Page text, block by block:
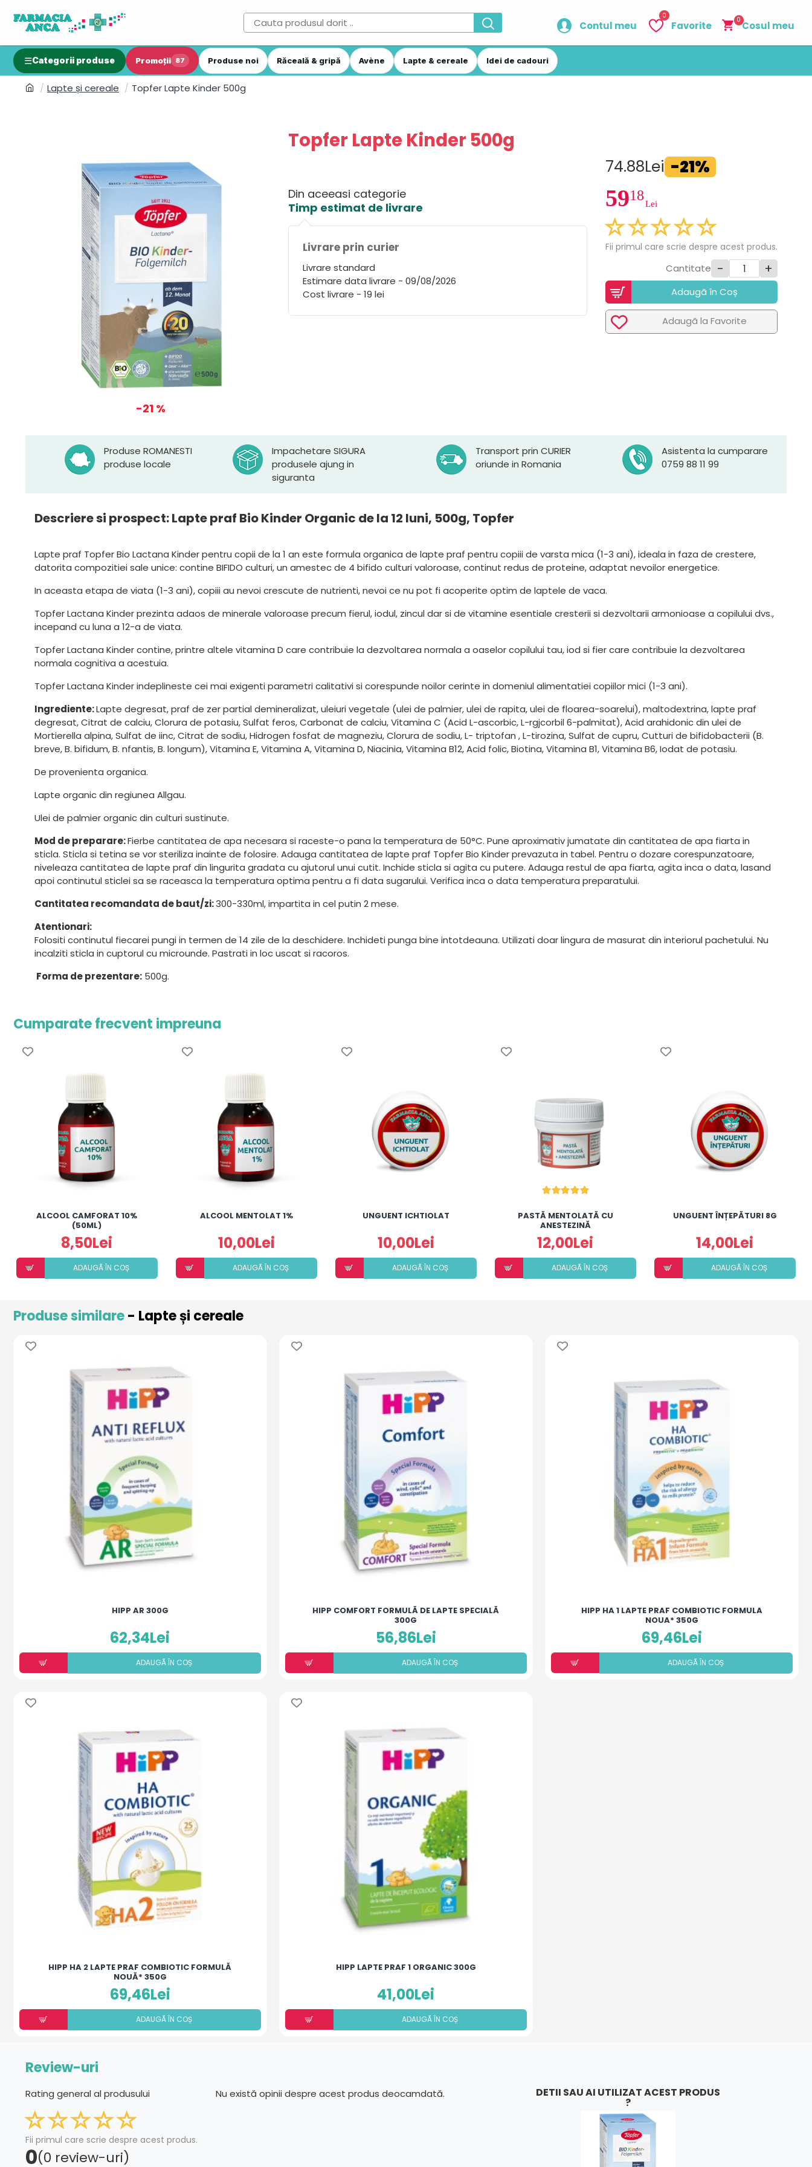
Contul meu Favorite
0
Cosul meu
0
Categorii produse Promoții 87 Produse noi Răceală & gripă Avène Lapte & cereale Idei de cadouri
Lapte și cereale Topfer Lapte Kinder 500g
-21 %
Topfer Lapte Kinder 500g
Din aceeasi categorie
Timp estimat de livrare
Livrare prin curier
Livrare standard
Estimare data livrare - 09/08/2026
Cost livrare - 19 lei
74.88Lei -21%
5918
Lei
Fii primul care scrie despre acest produs.
Cantitate - +
Adaugã în Coș
Adaugã la Favorite
Produse ROMANESTI
produse locale
Impachetare SIGURA
produsele ajung in
siguranta
Transport prin CURIER
oriunde in Romania
Asistenta la cumparare
0759 88 11 99
Descriere si prospect: Lapte praf Bio Kinder Organic de la 12 luni, 500g, Topfer
Lapte praf Topfer Bio Lactana Kinder pentru copii de la 1 an este formula organica de lapte praf pentru copiii de varsta mica (1-3 ani), ideala in faza de crestere,
datorita compozitiei sale unice: contine BIFIDO culturi, un amestec de 4 bifido culturi valoroase, continut redus de proteine, adaptat nevoilor energetice.
In aceasta etapa de viata (1-3 ani), copiii au nevoi crescute de nutrienti, nevoi ce nu pot fi acoperite optim de laptele de vaca.
Topfer Lactana Kinder prezinta adaos de minerale valoroase precum fierul, iodul, zincul dar si de vitamine esentiale cresterii si dezvoltarii armonioase a copilului dvs.,
incepand cu luna a 12-a de viata.
Topfer Lactana Kinder contine, printre altele vitamina D care contribuie la dezvoltarea normala a oaselor copilului tau, iod si fier care contribuie la dezvoltarea
normala cognitiva a acestuia.
Topfer Lactana Kinder indeplineste cei mai exigenti parametri calitativi si corespunde noilor cerinte in domeniul alimentatiei copiilor mici (1-3 ani).
Ingrediente:Lapte degresat, praf de zer partial demineralizat, uleiuri vegetale (ulei de palmier, ulei de rapita, ulei de floarea-soarelui), maltodextrina, lapte praf
degresat, Citrat de calciu, Clorura de potasiu, Sulfat feros, Carbonat de calciu, Vitamina C (Acid L-ascorbic, L-rgjcorbil 6-palmitat), Acid arahidonic din ulei de
Mortierella alpina, Sulfat de iinc, Citrat de sodiu, Hidrogen fosfat de magneziu, Clorura de sodiu, L- triptofan , L-tirozina, Sulfat de cupru, Cutturi de bifidobacterii (B.
breve, B. bifidum, B. nfantis, B. longum), Vitamina E, Vitamina A, Vitamina D, Niacinia, Vitamina B12, Acid folic, Biotina, Vitamina B1, Vitamina B6, Iodat de potasiu.
De provenienta organica.
Lapte organic din regiunea Allgau.
Ulei de palmier organic din culturi sustinute.
Mod de preparare:Fierbe cantitatea de apa necesara si raceste-o pana la temperatura de 50°C. Pune aproximativ jumatate din cantitatea de apa fiarta in
sticla. Sticla si tetina se vor steriliza inainte de folosire. Adauga cantitatea de lapte praf Topfer Bio Kinder prevazuta in tabel. Pentru o dozare corespunzatoare,
niveleaza cantitatea de lapte praf din lingurita gradata cu ajutorul unui cutit. Inchide sticla si agita cu putere. Adauga restul de apa fiarta, agita inca o data, lasand
apoi continutul sticlei sa se raceasca la temperatura optima pentru a fi data sugarului. Verifica inca o data temperatura preparatului.
Cantitatea recomandata de baut/zi:300-330ml, impartita in cel putin 2 mese.
Atentionari:
Folositi continutul fiecarei pungi in termen de 14 zile de la deschidere. Inchideti punga bine intotdeauna. Utilizati doar lingura de masurat din interiorul pachetului. Nu
incalziti sticla in cuptorul cu microunde. Pastrati in loc uscat si racoros.
Forma de prezentare: 500g.
Cumparate frecvent impreuna
ALCOOL CAMFORAT 10%
(50ML)
8,50Lei
ADAUGÃ ÎN COȘ
ALCOOL MENTOLAT 1%
10,00Lei
ADAUGÃ ÎN COȘ
UNGUENT ICHTIOLAT
10,00Lei
ADAUGÃ ÎN COȘ
PASTĂ MENTOLATĂ CU
ANESTEZINĂ
12,00Lei
ADAUGÃ ÎN COȘ
UNGUENT ÎNȚEPĂTURI 8G
14,00Lei
ADAUGÃ ÎN COȘ
Produse similare- Lapte și cereale
HIPP AR 300G
62,34Lei
ADAUGÃ ÎN COȘ
HIPP COMFORT FORMULĂ DE LAPTE SPECIALĂ
300G
56,86Lei
ADAUGÃ ÎN COȘ
HIPP HA 1 LAPTE PRAF COMBIOTIC FORMULA
NOUA* 350G
69,46Lei
ADAUGÃ ÎN COȘ
HIPP HA 2 LAPTE PRAF COMBIOTIC FORMULĂ
NOUĂ* 350G
69,46Lei
ADAUGÃ ÎN COȘ
HIPP LAPTE PRAF 1 ORGANIC 300G
41,00Lei
ADAUGÃ ÎN COȘ
Review-uri
Rating general al produsului
Fii primul care scrie despre acest produs.
0(0 review-uri)
Nu există opinii despre acest produs deocamdată. DETII SAU AI UTILIZAT ACEST PRODUS
?